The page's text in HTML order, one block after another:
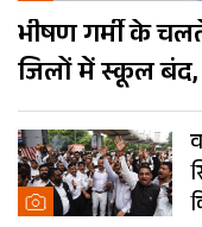
भीषण गर्मी के
जिलों में स्कूल बंद,
गर्म शहर